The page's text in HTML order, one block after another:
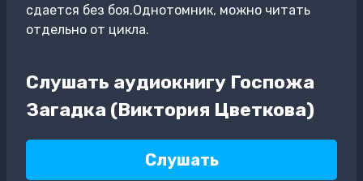
сдается без боя.Однотомник, можно читать
отдельно от цикла.
Слушать аудиокнигу Госпожа
Загадка (Виктория Цветкова)
Слушать